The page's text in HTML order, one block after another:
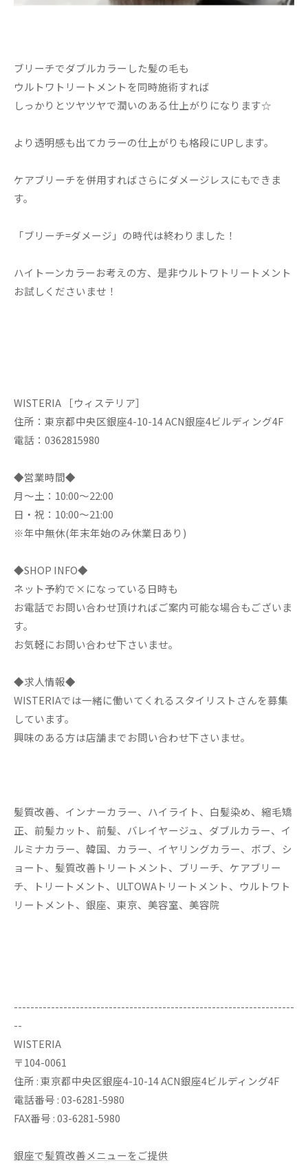
ブリーチでダブルカラーした髪の毛も
ウルトワトリートメントを同時施術すれば
しっかりとツヤツヤで潤いのある仕上がりになります☆
より透明感も出てカラーの仕上がりも格段にUPします。
ケアブリーチを併用すればさらにダメージレスにもできま
す。
「ブリーチ=ダメージ」の時代は終わりました！
ハイトーンカラーお考えの方、是非ウルトワトリートメント
お試しくださいませ！
WISTERIA ［ウィステリア］
住所：東京都中央区銀座4-10-14 ACN銀座4ビルディング4F
電話：0362815980
◆営業時間◆
月～土：10:00～22:00
日・祝：10:00～21:00
※年中無休(年末年始のみ休業日あり)
◆SHOP INFO◆
ネット予約で×になっている日時も
お電話でお問い合わせ頂ければご案内可能な場合もございま
す。
お気軽にお問い合わせ下さいませ。
◆求人情報◆
WISTERIAでは一緒に働いてくれるスタイリストさんを募集
しています。
興味のある方は店舗までお問い合わせ下さいませ。
髪質改善、インナーカラー、ハイライト、白髪染め、縮毛矯
正、前髪カット、前髪、バレイヤージュ、ダブルカラー、イ
ルミナカラー、韓国、カラー、イヤリングカラー、ボブ、シ
ョート、髪質改善トリートメント、ブリーチ、ケアブリー
チ、トリートメント、ULTOWAトリートメント、ウルトワト
リートメント、銀座、東京、美容室、美容院
--------------------------------------------------------------------
--
WISTERIA
〒104-0061
住所 : 東京都中央区銀座4-10-14 ACN銀座4ビルディング4F
電話番号 : 03-6281-5980
FAX番号 : 03-6281-5980
銀座で髪質改善メニューをご提供